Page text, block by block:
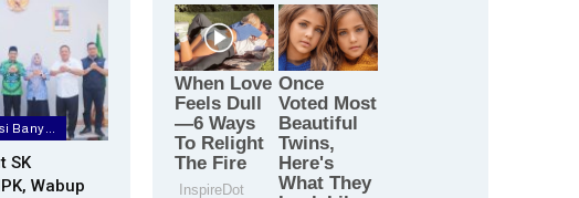
SK
Wabup